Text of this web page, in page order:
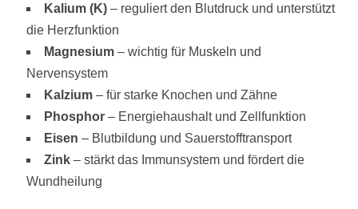
Kalium (K)– reguliert den Blutdruck und unterstützt
die Herzfunktion
Magnesium– wichtig für Muskeln und
Nervensystem
Kalzium– für starke Knochen und Zähne
Phosphor– Energiehaushalt und Zellfunktion
Eisen – Blutbildung und Sauerstofftransport
Zink– stärkt das Immunsystem und fördert die
Wundheilung